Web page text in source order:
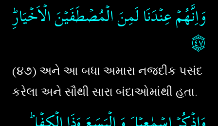
وَاِنَّهُمۡ عِنۡدَنَا لَمِنَ الۡمُصۡطَفَيۡنَ الۡاَخۡيَارِؕ
۝٤٧
(૪૭) અને આ બધા અમારા નજદીક પસંદ
કરેલા અને સૌથી સારા બંદાઓમાંથી હતા.